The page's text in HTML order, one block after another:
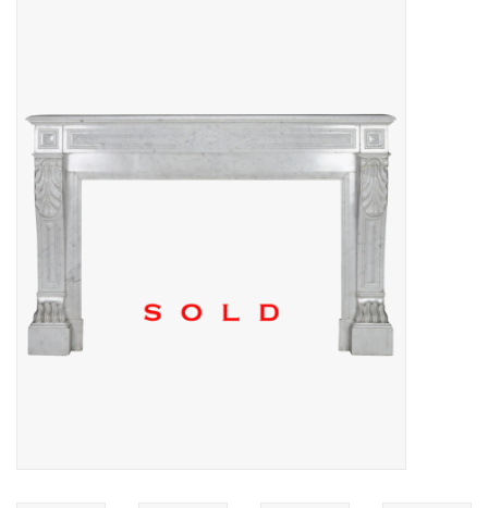
Objecten
Vloeren - Steen, Terra Cotta
& Marmer